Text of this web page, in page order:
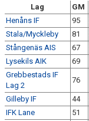
Lag
GM
Henåns IF
95
Stala/Myckleby
81
Stångenäs AIS
67
Lysekils AIK
69
Grebbestads IF
Lag 2
76
Gilleby IF 44
IFK Lane
51